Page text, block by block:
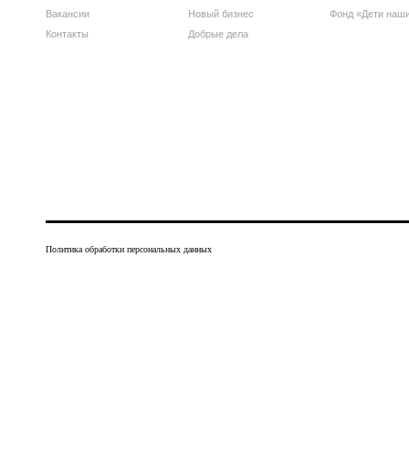
Вакансии
Контакты
Новый бизнес
Добрые дела
Фонд «Дети
Политика обработки персональных данных